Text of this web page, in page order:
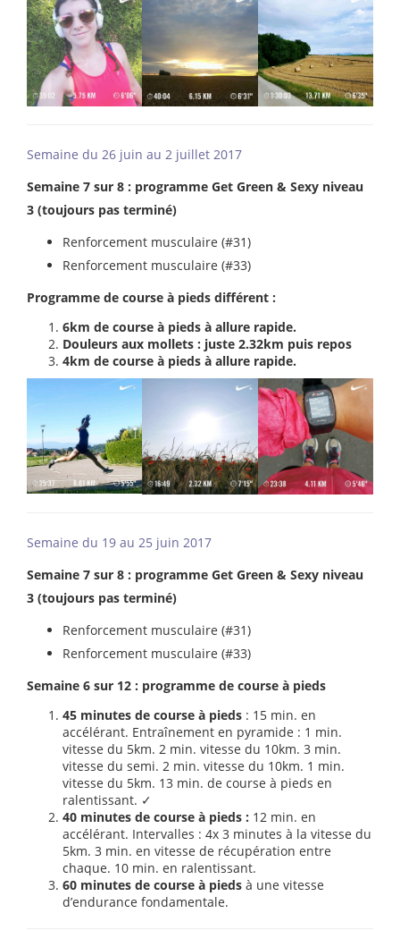
Semaine du 26 juin au 2 juillet 2017
Semaine 7 sur 8 : programme Get Green & Sexy niveau
3 (toujours pas terminé)
Renforcement musculaire (#31)
Renforcement musculaire (#33)
Programme de course à pieds différent :
6km de course à pieds à allure rapide.
Douleurs aux mollets : juste 2.32km puis repos
4km de course à pieds à allure rapide.
Semaine du 19 au 25 juin 2017
Semaine 7 sur 8 : programme Get Green & Sexy niveau
3 (toujours pas terminé)
Renforcement musculaire (#31)
Renforcement musculaire (#33)
Semaine 6 sur 12 : programme de course à pieds
45 minutes de course à pieds : 15 min. en
accélérant. Entraînement en pyramide : 1 min.
vitesse du 5km. 2 min. vitesse du 10km. 3 min.
vitesse du semi. 2 min. vitesse du 10km. 1 min.
vitesse du 5km. 13 min. de course à pieds en
ralentissant. ✓
40 minutes de course à pieds : 12 min. en
accélérant. Intervalles : 4x 3 minutes à la vitesse du
5km. 3 min. en vitesse de récupération entre
chaque. 10 min. en ralentissant.
60 minutes de course à pieds à une vitesse
d’endurance fondamentale.